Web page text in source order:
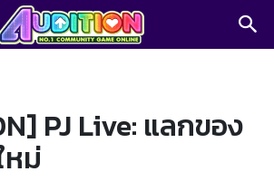
PJ Live: แลกของ
ม่